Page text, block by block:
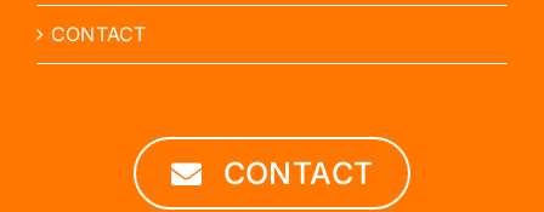
CONTACT
CONTACT